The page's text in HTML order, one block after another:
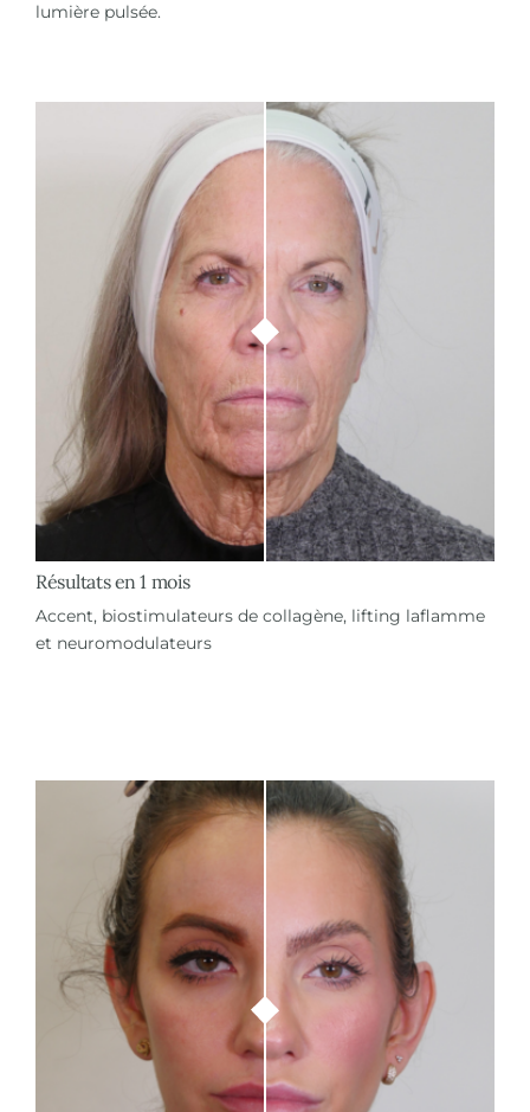
lumière pulsée.
Résultats en 1 mois
Accent, biostimulateurs de collagène, lifting laflamme
et neuromodulateurs